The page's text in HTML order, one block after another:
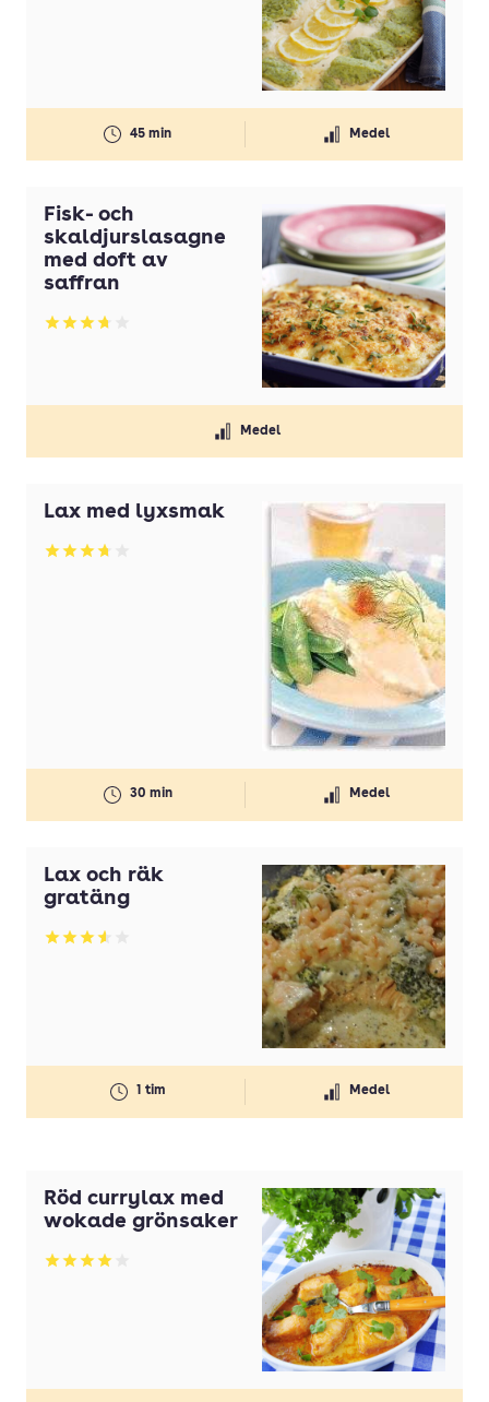
45 min Medel
Fisk- och
skaldjurslasagne
med doft av
saffran
Betyg: 3.74 av 5
Medel
Lax med lyxsmak
Betyg: 3.7 av 5
30 min Medel
Lax och räk
gratäng
Betyg: 3.59 av 5
1 tim Medel
Röd currylax med
wokade grönsaker
Betyg: 4 av 5